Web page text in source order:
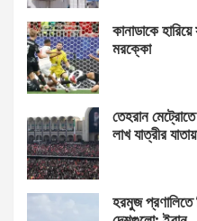
কানাডাকে
মরক্কো
তেহরান
লাখ যাত্রীর
হরমুজ প্রণালিতে